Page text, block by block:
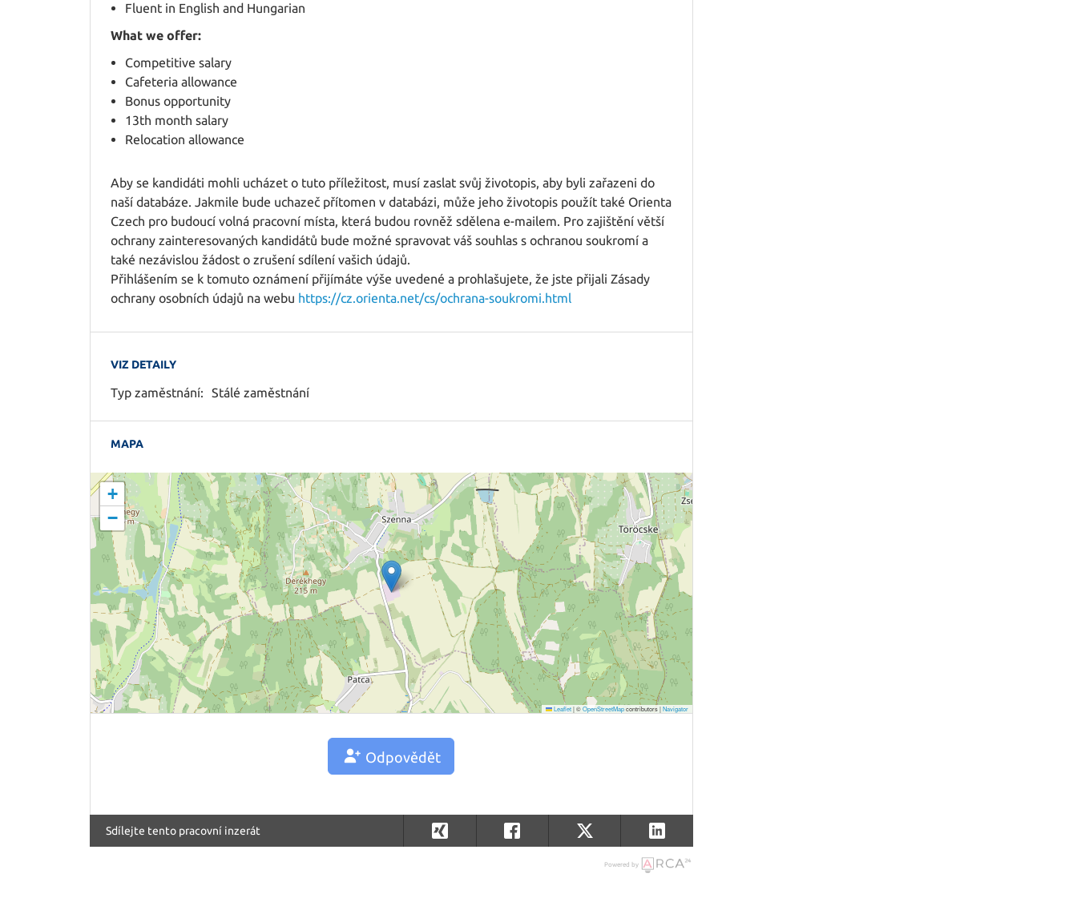
Fluent in English and Hungarian
What we offer:
Competitive salary
Cafeteria allowance
Bonus opportunity
13th month salary
Relocation allowance
Aby se kandidáti mohli ucházet o tuto příležitost, musí zaslat svůj životopis, aby byli zařazeni do
naší databáze. Jakmile bude uchazeč přítomen v databázi, může jeho životopis použít také Orienta
Czech pro budoucí volná pracovní místa, která budou rovněž sdělena e-mailem. Pro zajištění větší
ochrany zainteresovaných kandidátů bude možné spravovat váš souhlas s ochranou soukromí a
také nezávislou žádost o zrušení sdílení vašich údajů.
Přihlášením se k tomuto oznámení přijímáte výše uvedené a prohlašujete, že jste přijali Zásady
ochrany osobních údajů na webu https://cz.orienta.net/cs/ochrana-soukromi.html
VIZ DETAILY
Typ zaměstnání: Stálé zaměstnání
MAPA
+
−
Leaflet |©OpenStreetMapcontributors |Navigator
Odpovědět
Sdílejte tento pracovní inzerát
Powered by